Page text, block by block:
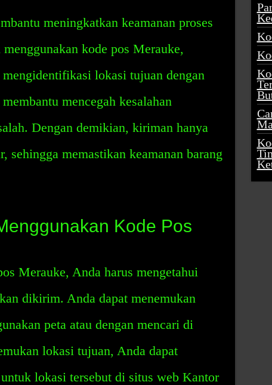
meningkatkan keamanan proses
kode pos Merauke,
lokasi tujuan dengan
mencegah kesalahan
Dengan demikian, kiriman hanya
sehingga memastikan keamanan barang
Kode Pos
Merauke, Anda harus mengetahui
dikirim. Anda dapat menemukan
peta atau dengan mencari di
lokasi tujuan, Anda dapat
lokasi tersebut di situs web Kantor